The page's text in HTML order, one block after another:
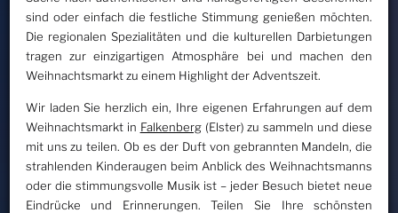
sind oder einfach die festliche Stimmung genießen möchten.
Die regionalen Spezialitäten und die kulturellen Darbietungen
tragen zur einzigartigen Atmosphäre bei und machen den
Weihnachtsmarkt zu einem Highlight der Adventszeit.
Wir laden Sie herzlich ein, Ihre eigenen Erfahrungen auf dem
Weihnachtsmarkt in Falkenberg(Elster) zu sammeln und diese
mit uns zu teilen. Ob es der Duft von gebrannten Mandeln, die
strahlenden Kinderaugen beim Anblick des Weihnachtsmanns
oder die stimmungsvolle Musik ist – jeder Besuch bietet neue
Eindrücke und Erinnerungen. Teilen Sie Ihre schönsten